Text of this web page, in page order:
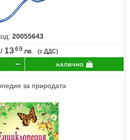
20055643
/ 13 69 лв. (с ДДС)
налично
за природата